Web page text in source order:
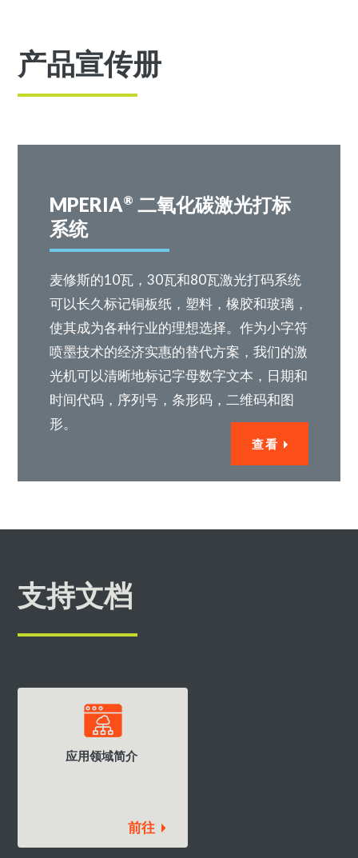
产品宣传册
MPERIA® 二氧化碳激光打标
系统
麦修斯的10瓦，30瓦和80瓦激光打码系统
可以长久标记铜板纸，塑料，橡胶和玻璃，
使其成为各种行业的理想选择。作为小字符
喷墨技术的经济实惠的替代方案，我们的激
光机可以清晰地标记字母数字文本，日期和
时间代码，序列号，条形码，二维码和图
形。
查看
支持文档
应用领域简介
前往